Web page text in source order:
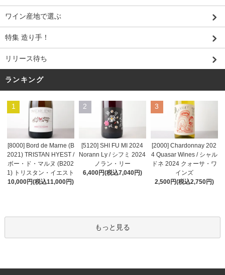
ワイン産地で選ぶ
特集 造り手！
リリース待ち
ランキング
1
[8000] Bord de Marne (B
2021) TRISTAN HYEST /
ボー・ド・マルヌ (B202
1) トリスタン・イエスト
10,000円(税込11,000円)
2
[5120] SHI FU MI 2024
Norann Ly / シフミ 2024
ノラン・リー
6,400円(税込7,040円)
3
[2000] Chardonnay 202
4 Quasar Wines / シャル
ドネ 2024 クォーサ・ワ
インズ
2,500円(税込2,750円)
もっと見る